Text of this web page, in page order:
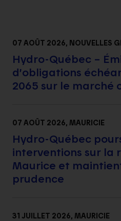
07 AOÛT 2026, NOUVELLES
Hydro-Québec –
d’obligations
2065 sur le marché
07 AOÛT 2026, MAURICIE
Hydro-Québec
interventions sur la
Maurice et
prudence
31 JUILLET 2026, MAURICIE